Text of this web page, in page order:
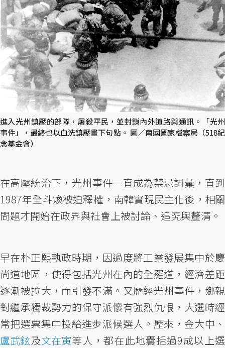
進入光州鎮壓的部隊，屠殺平民，並封鎖內外道路與通訊。「光州
事件」，最終也以血洗鎮壓畫下句點。 圖／南國國家檔案局（518紀
念基金會）
在高壓統治下，光州事件一直成為禁忌詞彙，直到
1987年全斗煥被迫釋權，南韓實現民主化後，相關
問題才開始在政界與社會上被討論、追究與釐清。
早在朴正熙執政時期，因過度將工業發展集中於慶
尚道地區，使得包括光州在內的全羅道，經濟差距
逐漸被拉大，而引發不滿。又歷經光州事件，鄉親
對繼承獨裁勢力的保守派懷有強烈仇恨，大選時經
常把選票集中投給進步派候選人。歷來，金大中、
盧武鉉及文在寅等人，都在此地囊括過9成以上選